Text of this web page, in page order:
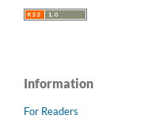
Information
For Readers